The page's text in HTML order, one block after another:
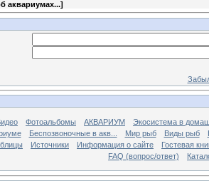
аквариумах...]
Фотоальбомы АКВАРИУМ
Экосистема в
Беспозвоночные в акв... Мир рыб Виды рыб
Источники Информация о сайте
Гостевая
FAQ (вопрос/ответ)